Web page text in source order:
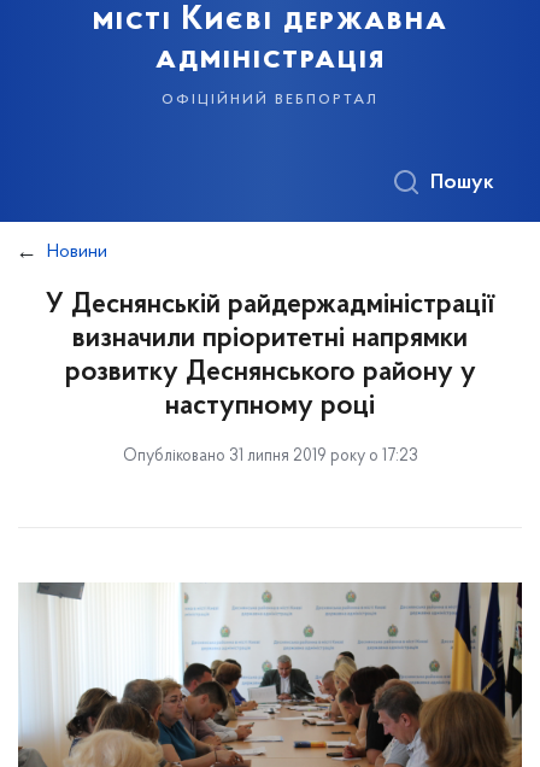
місті Києві державна
адміністрація
офіційний вебпортал
Пошук
Новини
У Деснянській райдержадміністрації
визначили пріоритетні напрямки
розвитку Деснянського району у
наступному році
Опубліковано 31 липня 2019 року о 17:23